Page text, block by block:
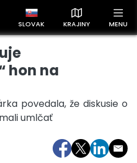
SLOVAK KRAJINY MENU
krajín a získajte rýchly
hon na
povedala, že diskusie o
umlčať